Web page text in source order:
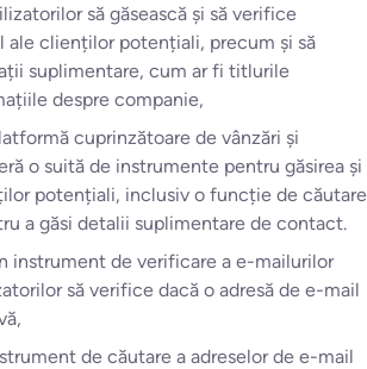
să găsească și să verifice
ale clienților potențiali, precum și să
suplimentare, cum ar fi titlurile
despre companie,
cuprinzătoare de vânzări și
o suită de instrumente pentru găsirea și
potențiali, inclusiv o funcție de căutare
a găsi detalii suplimentare de contact.
instrument de verificare a e-mailurilor
să verifice dacă o adresă de e-mail
de căutare a adreselor de e-mail